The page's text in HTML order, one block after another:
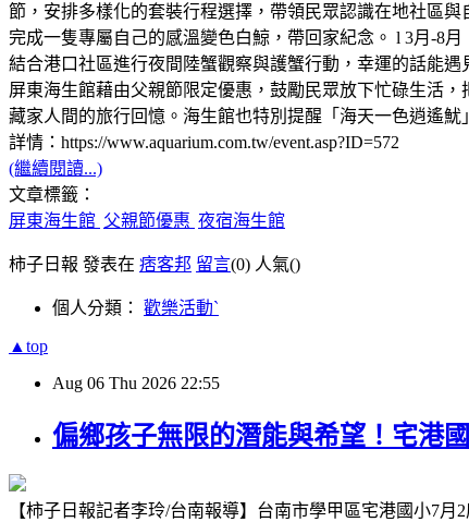
節，安排多樣化的套裝行程選擇，帶領民眾認識在地社區
完成一隻專屬自己的感溫變色白鯨，帶回家紀念。 l 3月-8
結合港口社區進行夜間陸蟹觀察與護蟹行動，幸運的話能
屏東海生館藉由父親節限定優惠，鼓勵民眾放下忙碌生活
藏家人間的旅行回憶。海生館也特別提醒「海天一色逍遙
詳情：https://www.aquarium.com.tw/event.asp?ID=572
(繼續閱讀...)
文章標籤：
屏東海生館 父親節優惠 夜宿海生館
柿子日報 發表在 痞客邦 留言(0) 人氣()
個人分類： 歡樂活動ˋ
▲top
Aug 06 Thu 2026 22:55
偏鄉孩子無限的潛能與希望！宅港
【柿子日報記者李玲/台南報導】台南市學甲區宅港國小7